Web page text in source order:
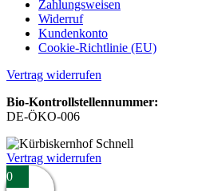
Zahlungsweisen
Widerruf
Kundenkonto
Cookie-Richtlinie (EU)
Vertrag widerrufen
Bio-Kontrollstellennummer:
DE-ÖKO-006
Vertrag widerrufen
0